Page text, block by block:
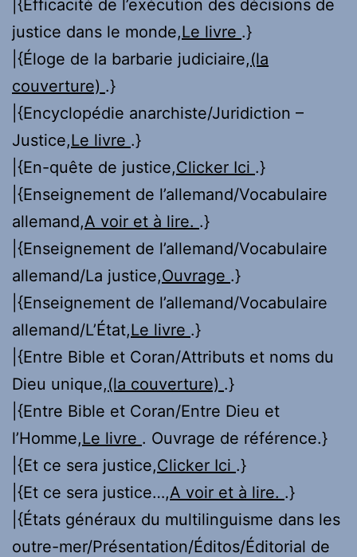
|{Efficacité de l’exécution des décisions de
justice dans le monde,Le livre .}
|{Éloge de la barbarie judiciaire,(la
couverture) .}
|{Encyclopédie anarchiste/Juridiction –
Justice,Le livre .}
|{En-quête de justice,Clicker Ici .}
|{Enseignement de l’allemand/Vocabulaire
allemand,A voir et à lire. .}
|{Enseignement de l’allemand/Vocabulaire
allemand/La justice,Ouvrage .}
|{Enseignement de l’allemand/Vocabulaire
allemand/L’État,Le livre .}
|{Entre Bible et Coran/Attributs et noms du
Dieu unique,(la couverture) .}
|{Entre Bible et Coran/Entre Dieu et
l’Homme,Le livre . Ouvrage de référence.}
|{Et ce sera justice,Clicker Ici .}
|{Et ce sera justice…,A voir et à lire. .}
|{États généraux du multilinguisme dans les
outre-mer/Présentation/Éditos/Éditorial de